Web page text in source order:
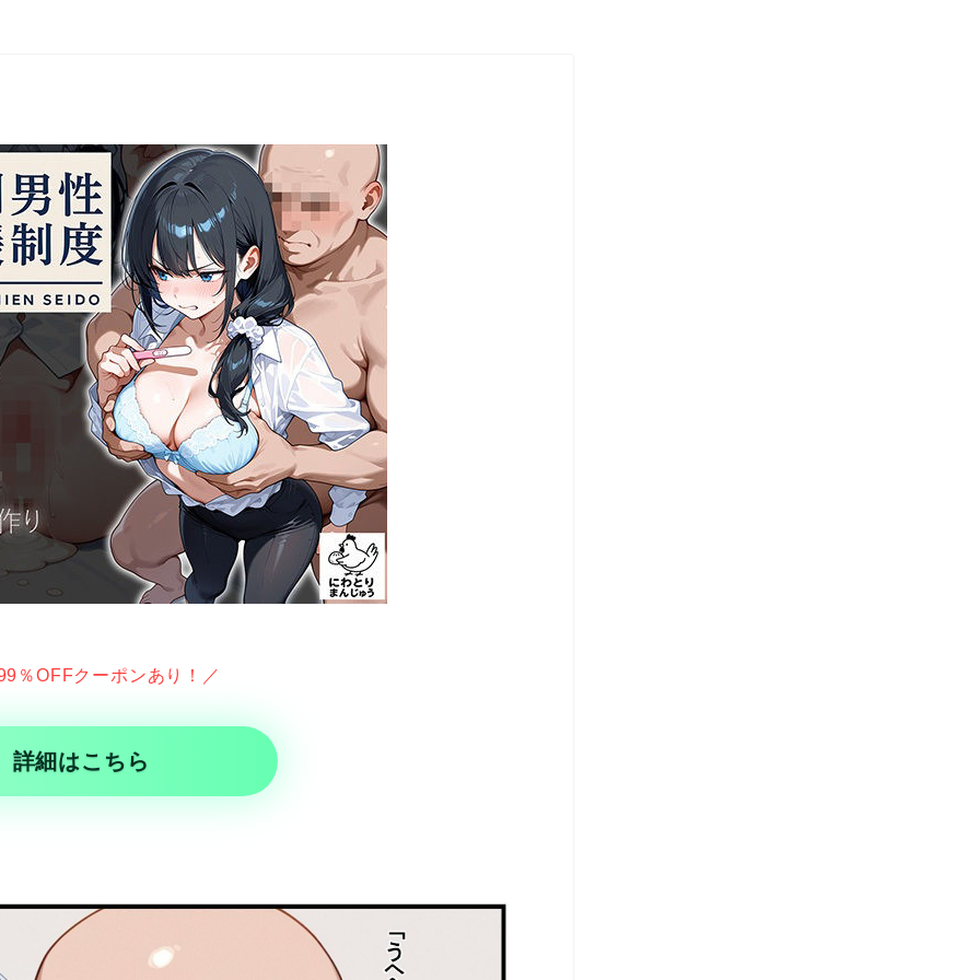
％OFFクーポンあり！／
詳細はこちら